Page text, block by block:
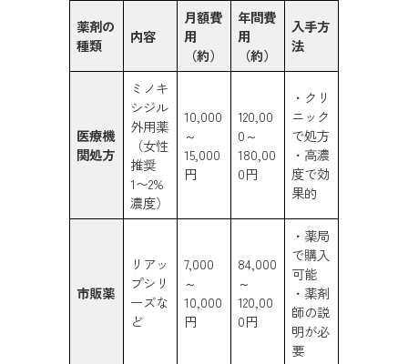
薬剤の
種類
内容
月額費
用
（約）
年間費
用
（約）
入手方
法
医療機
関処方
ミノキ
シジル
外用薬
（女性
推奨
1〜2%
濃度）
10,000
～
15,000
円
120,00
0～
180,00
0円
・クリ
ニック
で処方
・高濃
度で効
果的
市販薬
リアッ
プシリ
ーズな
ど
7,000
～
10,000
円
84,000
～
120,00
0円
・薬局
で購入
可能
・薬剤
師の説
明が必
要